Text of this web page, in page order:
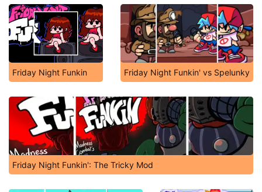
Friday Night Funkin Friday Night Funkin' vs Spelunky
Friday Night Funkin': The Tricky Mod